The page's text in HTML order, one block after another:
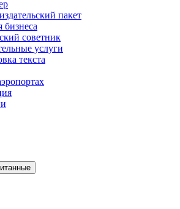
пакет
бизнеса
советник
услуги
текста